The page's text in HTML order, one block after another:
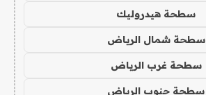
سطحة هيدروليك
سطحة شمال الرياض
سطحة غرب الرياض
سطحة جنوب الرياض